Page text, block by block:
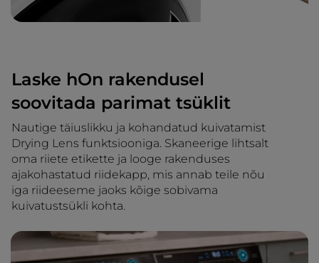
Laske hOn rakendusel
soovitada parimat tsüklit
Nautige täiuslikku ja kohandatud kuivatamist
Drying Lens funktsiooniga. Skaneerige lihtsalt
oma riiete etikette ja looge rakenduses
ajakohastatud riidekapp, mis annab teile nõu
iga riideeseme jaoks kõige sobivama
kuivatustsükli kohta.